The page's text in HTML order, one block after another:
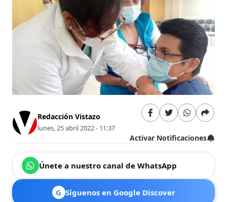
Redacción Vistazo
lunes, 25 abril 2022 - 11:37
Activar Notificaciones
Únete a nuestro canal de WhatsApp
G Síguenos en Google Discover